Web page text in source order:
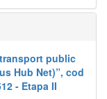
public
Hub Net)”, cod
- Etapa II